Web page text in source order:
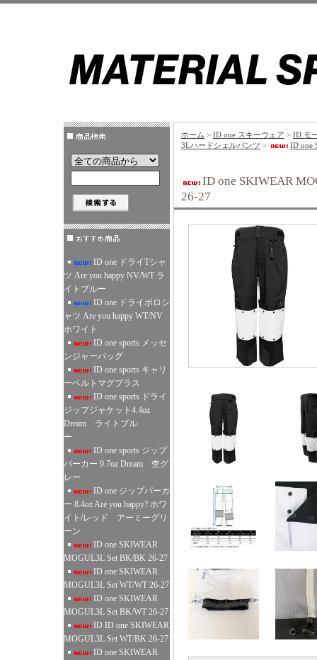
ID one ドライTシャ
ツ Are you happy NV/WT ラ
イトブルー
ID one ドライポロシ
ャツ Are you happy WT/NV
ホワイト
ID one sports メッセ
ンジャーバッグ
ID one sports キャリ
ーベルトマグプラス
ID one sports ドライ
ジップジャケット4.4oz
Dream ライトブル
ー
ID one sports ジップ
パーカー 9.7oz Dream 杢グ
レー
ID one ジップパーカ
ー 8.4oz Are you happy? ホワ
イト/レッド アーミーグリ
ーン
ID one SKIWEAR
MOGUL3L Set BK/BK 26-27
ID one SKIWEAR
MOGUL3L Set WT/WT 26-27
ID one SKIWEAR
MOGUL3L Set BK/WT 26-27
ID ID one SKIWEAR
MOGUL3L Set WT/BK 26-27
ID one SKIWEAR
ホーム > ID one スキーウェア > ID モ
3Lハードシェルパンツ > ID one
ID one SKIWEAR
26-27